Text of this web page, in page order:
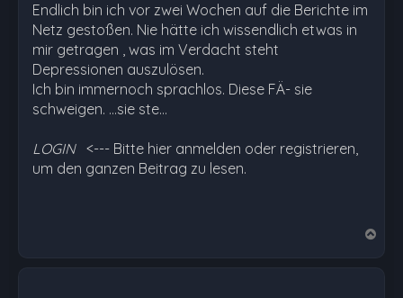
Endlich bin ich vor zwei Wochen auf die Berichte im
Netz gestoßen. Nie hätte ich wissendlich etwas in
mir getragen , was im Verdacht steht
Depressionen auszulösen.
Ich bin immernoch sprachlos. Diese FÄ- sie
schweigen. ...sie ste…
LOGIN <--- Bitte hier anmelden oder registrieren,
um den ganzen Beitrag zu lesen.